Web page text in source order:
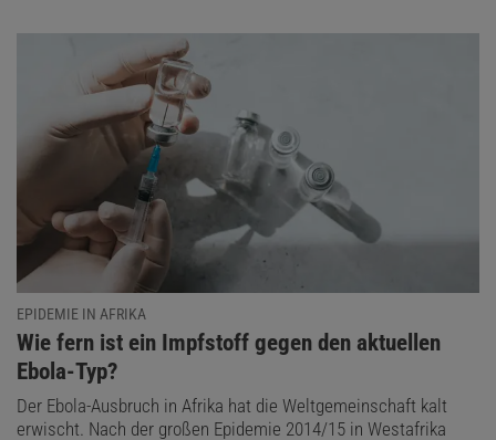
EPIDEMIE IN AFRIKA
:
Wie fern ist ein Impfstoff gegen den aktuellen
Ebola-Typ?
Der Ebola-Ausbruch in Afrika hat die Weltgemeinschaft kalt
erwischt. Nach der großen Epidemie 2014/15 in Westafrika